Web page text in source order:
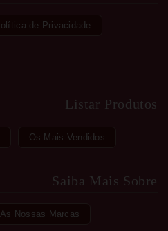
de Privacidade
Listar Produtos
Os Mais Vendidos
Saiba Mais Sobre
As Nossas Marcas